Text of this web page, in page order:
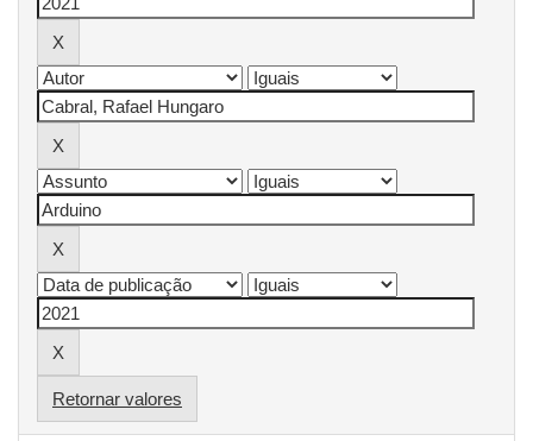
Retornar valores